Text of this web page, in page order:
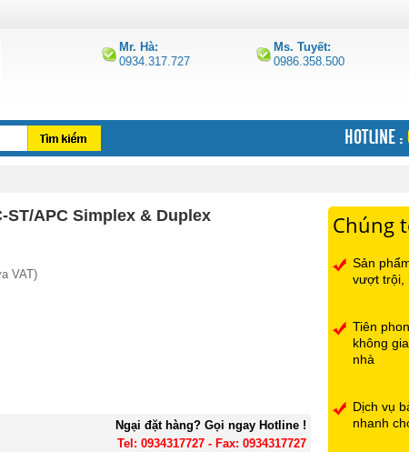
Mr. Hà:
0934.317.727
Ms. Tuyết:
0986.358.500
HOTLINE :
ST/APC Simplex & Duplex
VAT)
Ngại đặt hàng? Gọi ngay Hotline !
Tel: 0934317727 - Fax: 0934317727
Chúng
Sản
vượt trội,
Tiên
không
nhà
Dịch vụ
nhanh